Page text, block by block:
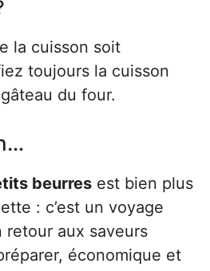
la cuisson soit
toujours la cuisson
du four.
beurres est bien plus
: c’est un voyage
retour aux saveurs
économique et